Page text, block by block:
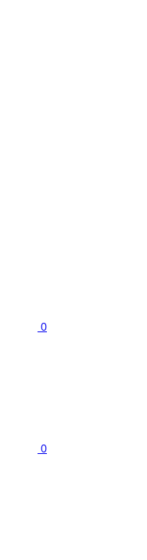
0
0